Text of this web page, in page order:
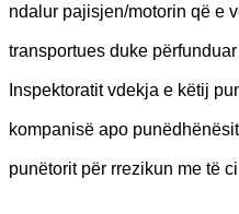
ndalur pajisjen/motorin që e
transportues duke
Inspektoratit vdekja e këtij
kompanisë apo
punëtorit për rrezikun me të